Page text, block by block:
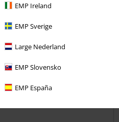
EMP Ireland
EMP Sverige
Large Nederland
EMP Slovensko
EMP España